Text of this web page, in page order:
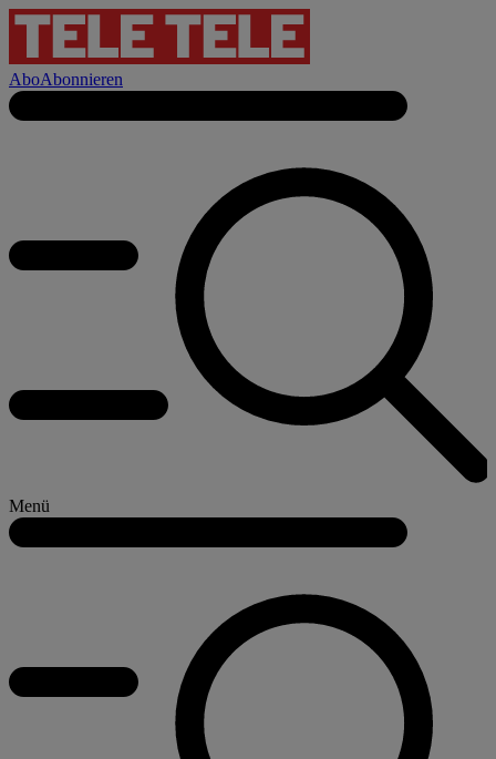
AboAbonnieren
Menü